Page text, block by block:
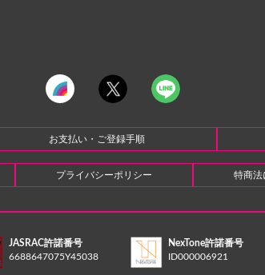
お支払い・ご登録手順
プライバシーポリシー 特商法
JASRAC許諾番号
6688647075Y45038
NexTone許諾番号
ID000006921